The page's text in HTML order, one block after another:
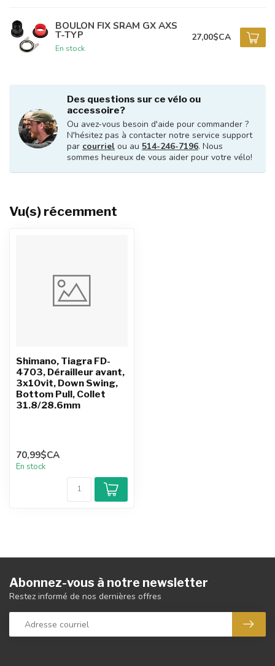
BOULON FIX SRAM GX AXS
T-TYP
En stock
27,00$CA
Des questions sur ce vélo ou
accessoire?
Ou avez-vous besoin d'aide pour commander ?
N'hésitez pas à contacter notre service support
par courriel ou au 514-246-7196. Nous
sommes heureux de vous aider pour votre vélo!
Vu(s) récemment
Shimano, Tiagra FD-
4703, Dérailleur avant,
3x10vit, Down Swing,
Bottom Pull, Collet
31.8/28.6mm
70,99$CA
En stock
Abonnez-vous à notre newsletter
Restez informé de nos dernières offres